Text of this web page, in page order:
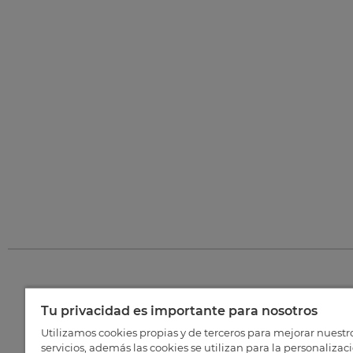
Tu privacidad es importante para nosotros
Utilizamos cookies propias y de terceros para mejorar
servicios, además las cookies se utilizan para la